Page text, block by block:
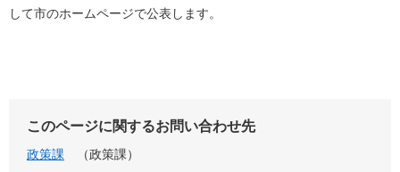
して市のホームページで公表します。
このページに関するお問い合わせ先
政策課
政策課